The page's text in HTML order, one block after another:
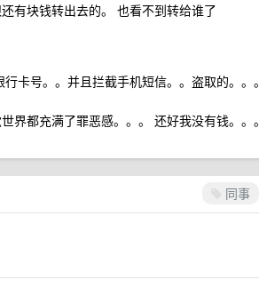
有块钱转出去的。 也看不到转给谁了
卡号。。并且拦截手机短信。。盗取的。。。
界都充满了罪恶感。。。 还好我没有钱。。。
同事